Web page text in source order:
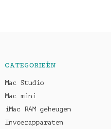
CATEGORIEËN
Mac Studio
Mac mini
iMac RAM geheugen
Invoerapparaten